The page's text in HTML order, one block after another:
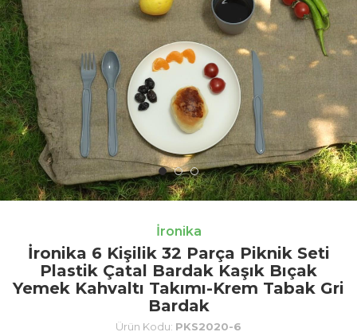
İronika
İronika 6 Kişilik 32 Parça Piknik Seti
Plastik Çatal Bardak Kaşık Bıçak
Yemek Kahvaltı Takımı-Krem Tabak Gri
Bardak
Ürün Kodu: PKS2020-6